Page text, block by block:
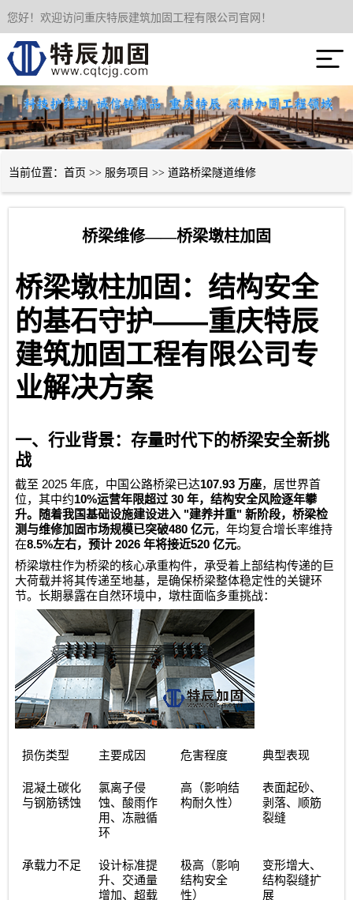
您好！欢迎访问重庆特辰建筑加固工程有限公司官网！

网站首页
服务项目
联系我们
当前位置： 首页 >> 服务项目 >> 道路桥梁隧道维修
桥梁维修——桥梁墩柱加固
桥梁墩柱加固：结构安全
的基石守护——重庆特辰
建筑加固工程有限公司专
业解决方案
一、行业背景：存量时代下的桥梁安全新挑
战
截至 2025年底，中国公路桥梁已达107.93 万座，居世界首
位，其中约10%运营年限超过30年，结构安全风险逐年攀
升。随着我国基础设施建设进入 "建养并重"新阶段，桥梁检
测与维修加固市场规模已突破480亿元，年均复合增长率维持
在8.5%左右，预计 2026年将接近520亿元。
桥梁墩柱作为桥梁的核心承重构件，承受着上部结构传递的巨
大荷载并将其传递至地基，是确保桥梁整体稳定性的关键环
节。长期暴露在自然环境中，墩柱面临多重挑战：
损伤类型 主要成因 危害程度 典型表现
混凝土碳化
与钢筋锈蚀
氯离子侵
蚀、酸雨作
用、冻融循
环
高（影响结
构耐久性）
表面起砂、
剥落、顺筋
裂缝
承载力不足
设计标准提
升、交通量
增加、超载
极高（影响
结构安全
性）
变形增大、
结构裂缝扩
展